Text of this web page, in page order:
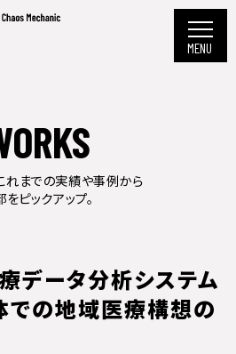
れまでの実績や事例から
ピックアップ。
データ分析システム
での地域医療構想の